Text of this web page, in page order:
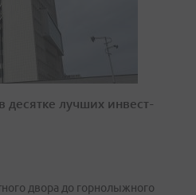
лучших инвест-
двора до горнолыжного